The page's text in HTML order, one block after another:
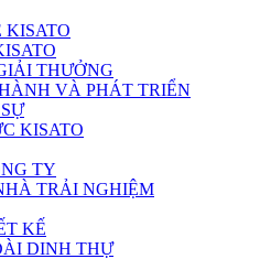
KISATO
THƯỞNG
VÀ PHÁT TRIỂN
KISATO
TY
TRẢI NGHIỆM
KẾ
DINH THỰ